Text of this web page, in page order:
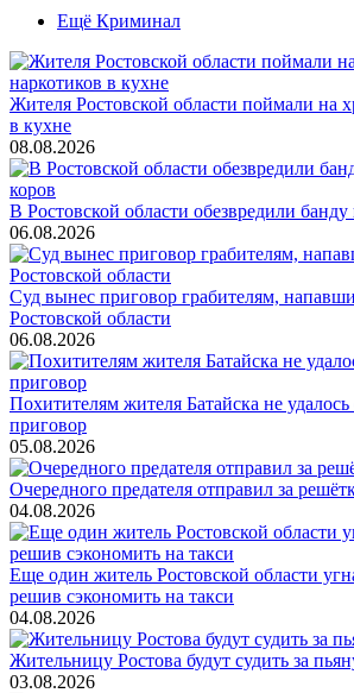
Ещё Криминал
Жителя Ростовской области поймали на
в кухне
08.08.2026
В Ростовской области обезвредили
06.08.2026
Суд вынес приговор грабителям,
Ростовской области
06.08.2026
Похитителям жителя Батайска не
приговор
05.08.2026
Очередного предателя отправил за
04.08.2026
Еще один житель Ростовской области
решив сэкономить на такси
04.08.2026
Жительницу Ростова будут судить за
03.08.2026